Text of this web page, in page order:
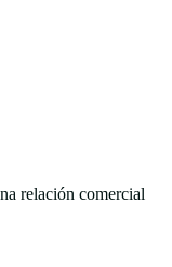
relación comercial